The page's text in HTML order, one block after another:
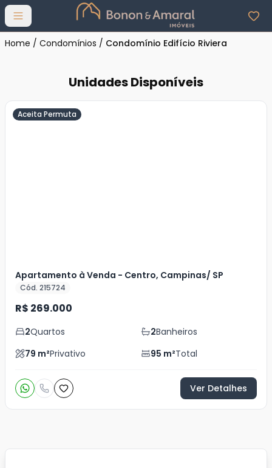
Abrir menu
Home / Condomínios / Condomínio Edifício Riviera
Unidades Disponíveis
Aceita Permuta
Apartamento à Venda - Centro, Campinas/ SP
Cód. 215724
R$ 269.000
2Quartos 2Banheiros
79 m²Privativo 95 m²Total
Ver Detalhes